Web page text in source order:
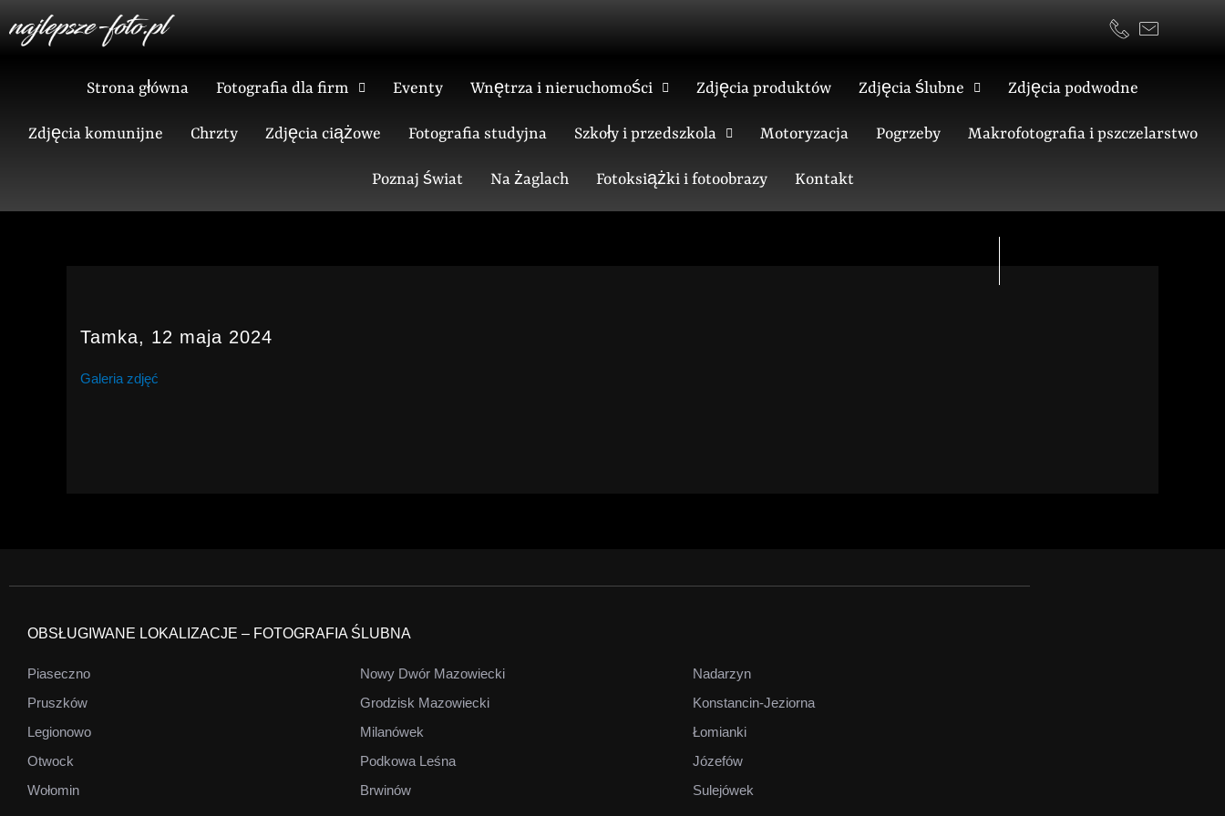
to
Strona główna Fotografia dla firm Eventy Wnętrza i nieruchomości Zdjęcia produktów Zdjęcia ślubne Zdjęcia podwodne
Zdjęcia komunijne Chrzty Zdjęcia ciążowe Fotografia studyjna Szkoły i przedszkola Motoryzacja Pogrzeby Makrofotografia i pszczelarstwo
Poznaj świat Na żaglach Fotoksiążki i fotoobrazy Kontakt
Tamka, 12 maja 2024
Galeria zdjęć
OBSŁUGIWANE LOKALIZACJE – FOTOGRAFIA ŚLUBNA
Piaseczno
Pruszków
Legionowo
Otwock
Wołomin
Nowy Dwór Mazowiecki
Grodzisk Mazowiecki
Milanówek
Podkowa Leśna
Brwinów
Nadarzyn
Konstancin-Jeziorna
Łomianki
Józefów
Sulejówek